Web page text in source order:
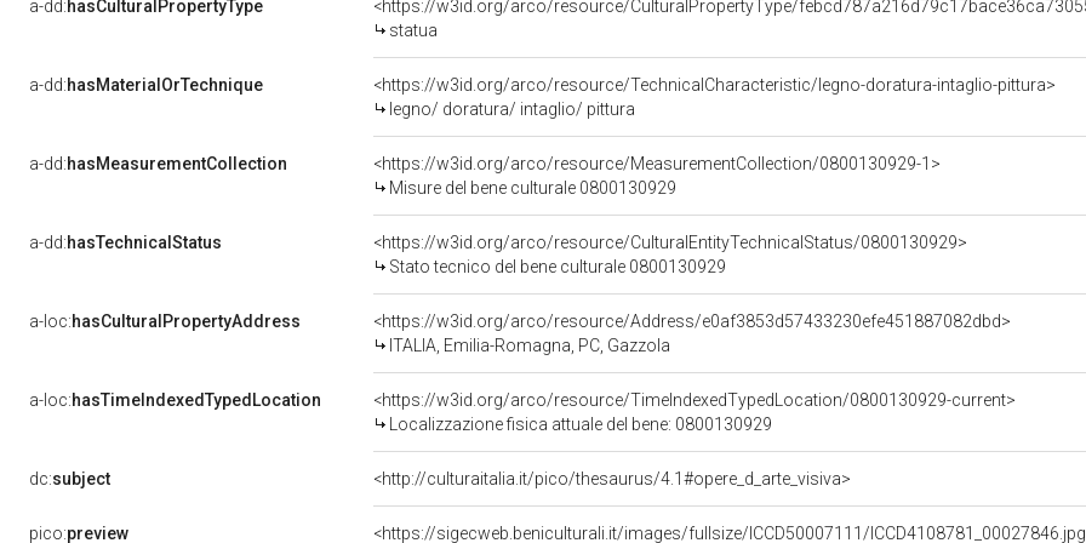
a-dd:hasCulturalPropertyType
<https://w3id.org/arco/resource/CulturalPropertyType/
statua
a-dd:hasMaterialOrTechnique
<https://w3id.org/arco/resource/TechnicalCharacteristic/legno-doratura-intaglio-pittura>
legno/ doratura/ intaglio/ pittura
a-dd:hasMeasurementCollection
<https://w3id.org/arco/resource/MeasurementCollection/0800130929-1>
Misure del bene culturale 0800130929
a-dd:hasTechnicalStatus
<https://w3id.org/arco/resource/CulturalEntityTechnicalStatus/0800130929>
Stato tecnico del bene culturale 0800130929
a-loc:hasCulturalPropertyAddress
<https://w3id.org/arco/resource/Address/e0af3853d57433230efe451887082dbd>
ITALIA, Emilia-Romagna, PC, Gazzola
a-loc:hasTimeIndexedTypedLocation
<https://w3id.org/arco/resource/TimeIndexedTypedLocation/0800130929-current>
Localizzazione fisica attuale del bene: 0800130929
dc:subject <http://culturaitalia.it/pico/thesaurus/4.1#opere_d_arte_visiva>
pico:preview <https://sigecweb.beniculturali.it/images/fullsize/ICCD50007111/